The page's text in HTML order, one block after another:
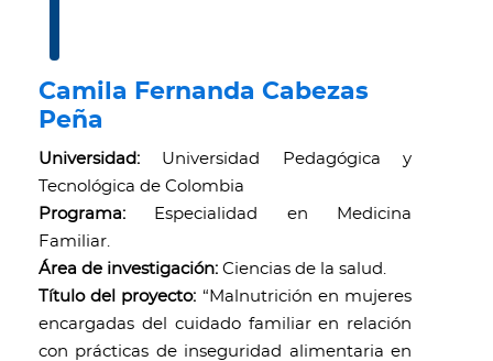
Camila Fernanda Cabezas
Peña
Universidad: Universidad Pedagógica y
Tecnológica de Colombia
Programa: Especialidad en Medicina
Familiar.
Área de investigación: Ciencias de la salud.
Título del proyecto: “Malnutrición en mujeres
encargadas del cuidado familiar en relación
con prácticas de inseguridad alimentaria en